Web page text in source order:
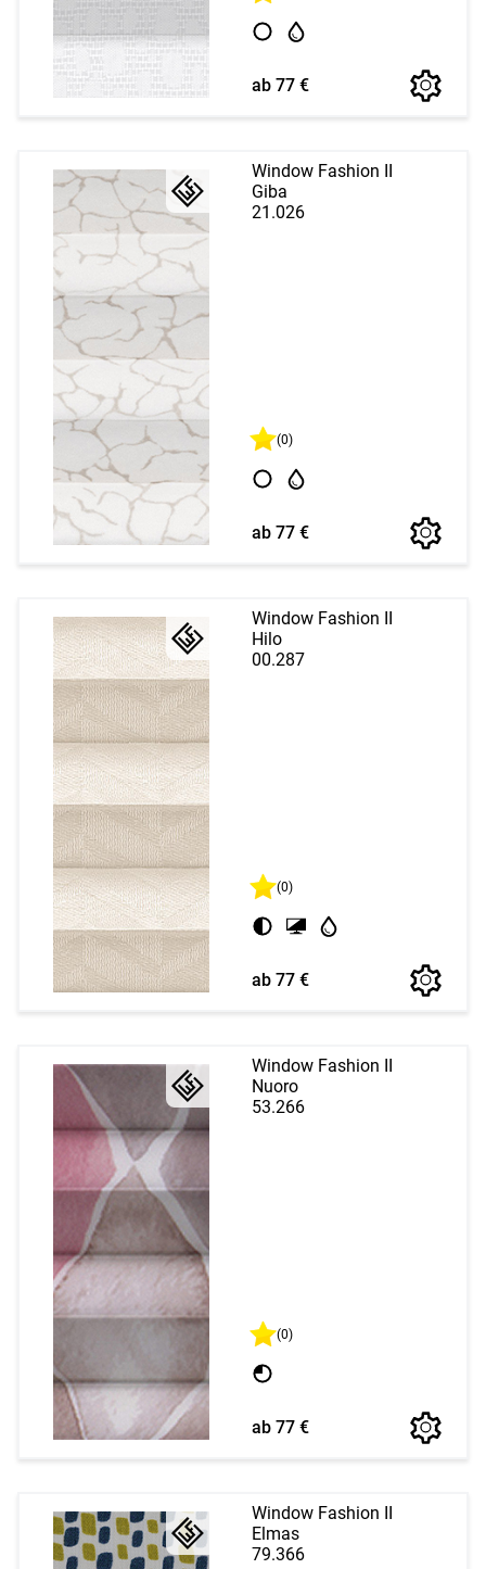
ab 77 €
Window Fashion II
Giba
21.026
(0)
ab 77 €
Window Fashion II
Hilo
00.287
(0)
ab 77 €
Window Fashion II
Nuoro
53.266
(0)
ab 77 €
Window Fashion II
Elmas
79.366